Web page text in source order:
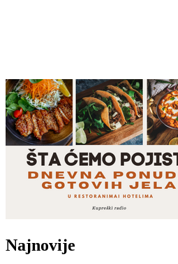
Najnovije